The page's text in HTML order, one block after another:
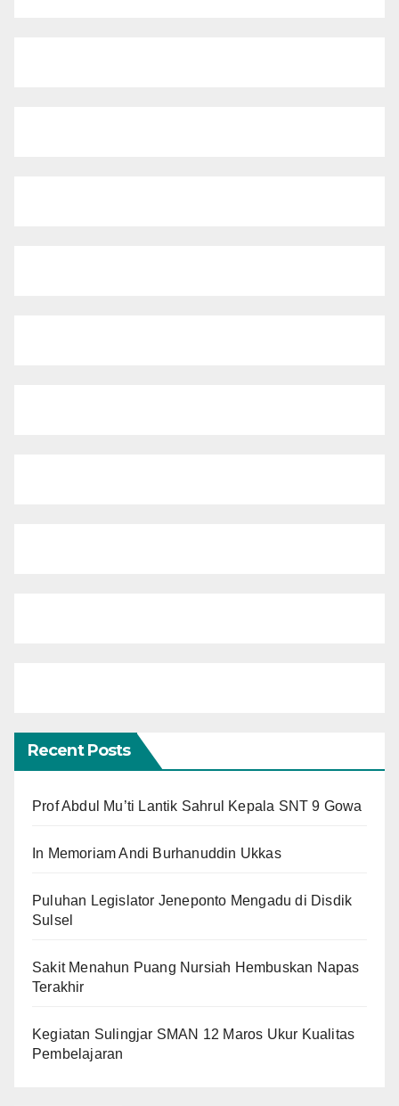
Recent Posts
Prof Abdul Mu’ti Lantik Sahrul Kepala SNT 9 Gowa
In Memoriam Andi Burhanuddin Ukkas
Puluhan Legislator Jeneponto Mengadu di Disdik
Sulsel
Sakit Menahun Puang Nursiah Hembuskan Napas
Terakhir
Kegiatan Sulingjar SMAN 12 Maros Ukur Kualitas
Pembelajaran